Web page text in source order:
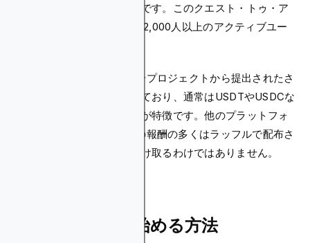
クエストプラットフォームです。このクエスト・トゥ・ア
ーニング・ツールには、752,000人以上のアクティブユー
TaskOnは、さまざまな暗号プロジェクトから提出されたさ
まざまなクエストを提供しており、通常はUSDTやUSDCな
どのステーブルコイン報酬が特徴です。他のプラットフォ
ームとは異なり、TaskOnの報酬の多くはラッフルで配布さ
れるため、すべての人が受け取るわけではありません。
暗号クエストを始める方法